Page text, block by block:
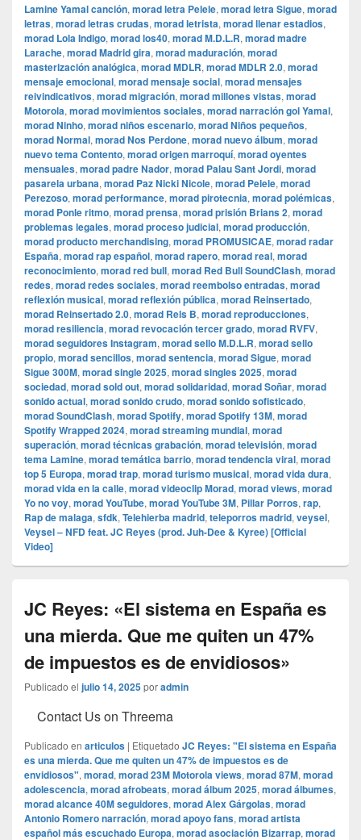
Lamine Yamal canción, morad letra Pelele, morad letra Sigue, morad
letras, morad letras crudas, morad letrista, morad llenar estadios,
morad Lola Indigo, morad los40, morad M.D.L.R, morad madre
Larache, morad Madrid gira, morad maduración, morad
masterización analógica, morad MDLR, morad MDLR 2.0, morad
mensaje emocional, morad mensaje social, morad mensajes
reivindicativos, morad migración, morad millones vistas, morad
Motorola, morad movimientos sociales, morad narración gol Yamal,
morad Ninho, morad niños escenario, morad Niños pequeños,
morad Normal, morad Nos Perdone, morad nuevo álbum, morad
nuevo tema Contento, morad origen marroquí, morad oyentes
mensuales, morad padre Nador, morad Palau Sant Jordi, morad
pasarela urbana, morad Paz Nicki Nicole, morad Pelele, morad
Perezoso, morad performance, morad pirotecnia, morad polémicas,
morad Ponle ritmo, morad prensa, morad prisión Brians 2, morad
problemas legales, morad proceso judicial, morad producción,
morad producto merchandising, morad PROMUSICAE, morad radar
España, morad rap español, morad rapero, morad real, morad
reconocimiento, morad red bull, morad Red Bull SoundClash, morad
redes, morad redes sociales, morad reembolso entradas, morad
reflexión musical, morad reflexión pública, morad Reinsertado,
morad Reinsertado 2.0, morad Rels B, morad reproducciones,
morad resiliencia, morad revocación tercer grado, morad RVFV,
morad seguidores Instagram, morad sello M.D.L.R, morad sello
propio, morad sencillos, morad sentencia, morad Sigue, morad
Sigue 300M, morad single 2025, morad singles 2025, morad
sociedad, morad sold out, morad solidaridad, morad Soñar, morad
sonido actual, morad sonido crudo, morad sonido sofisticado,
morad SoundClash, morad Spotify, morad Spotify 13M, morad
Spotify Wrapped 2024, morad streaming mundial, morad
superación, morad técnicas grabación, morad televisión, morad
tema Lamine, morad temática barrio, morad tendencia viral, morad
top 5 Europa, morad trap, morad turismo musical, morad vida dura,
morad vida en la calle, morad videocli‏p Morad, morad views, morad
Yo no voy, morad YouTube, morad YouTube 3M, Pillar Porros, rap,
Rap de malaga, sfdk, Telehierba madrid, teleporros madrid, veysel,
Veysel – NFD feat. JC Reyes (prod. Juh-Dee & Kyree) [Official
Video]
JC Reyes: «El sistema en España es
una mierda. Que me quiten un 47%
de impuestos es de envidiosos»
Publicado el julio 14, 2025poradmin
Contact Us on Threema
Publicado en articulos | Etiquetado JC Reyes: "El sistema en España
es una mierda. Que me quiten un 47% de impuestos es de
envidiosos", morad, morad 23M Motorola views, morad 87M, morad
adolescencia, morad afrobeats, morad álbum 2025, morad álbumes,
morad alcance 40M seguidores, morad Alex Gárgolas, morad
Antonio Romero narración, morad apoyo fans, morad artista
español más escuchado Europa, morad asociación Bizarrap, morad